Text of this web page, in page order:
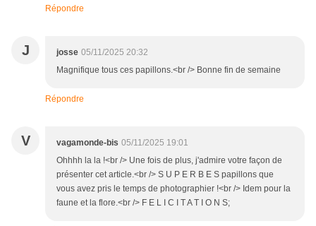
Répondre
J josse 05/11/2025 20:32
Magnifique tous ces papillons.<br /> Bonne fin de semaine
Répondre
V vagamonde-bis 05/11/2025 19:01
Ohhhh la la !<br /> Une fois de plus, j'admire votre façon de
présenter cet article.<br /> S U P E R B E S papillons que
vous avez pris le temps de photographier !<br /> Idem pour la
faune et la flore.<br /> F E L I C I T A T I O N S;